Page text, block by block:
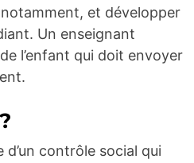
et développer
Un enseignant
l’enfant qui doit envoyer
contrôle social qui